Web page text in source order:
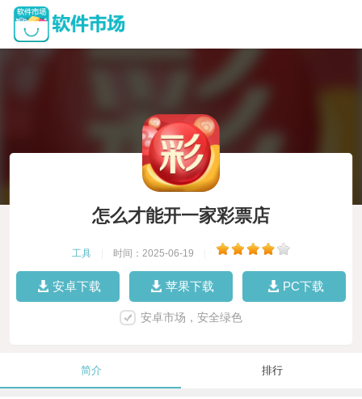
怎么才能开一家彩票店
工具 时间：2025-06-19
安卓下载 苹果下载 PC下载
安卓市场，安全绿色
简介 排行